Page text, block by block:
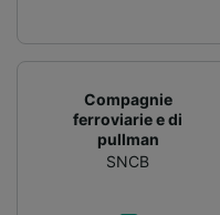
Compagnie
ferroviarie e di
pullman
SNCB